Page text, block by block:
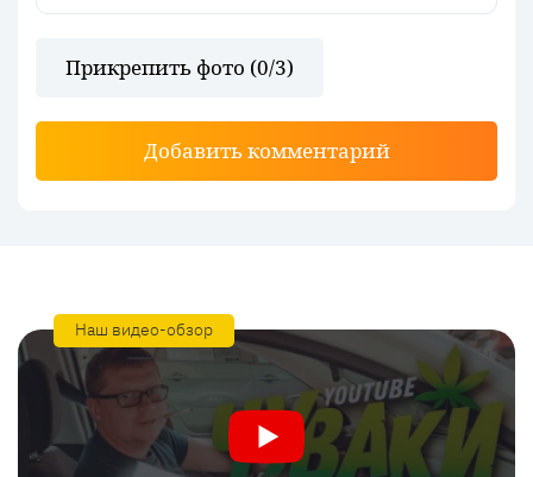
Прикрепить фото (0/3)
Добавить комментарий
Наш видео-обзор